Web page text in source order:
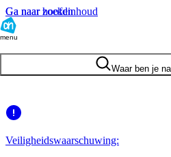
Ga naar hoofdinhoud
Ga naar zoeken
menu
Waar ben je
Veiligheidswaarschuwing: